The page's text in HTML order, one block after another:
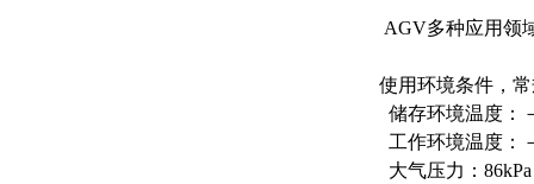
AGV多种应用领
使用环境条件，
储存环境温度：
工作环境温度
大气压力：